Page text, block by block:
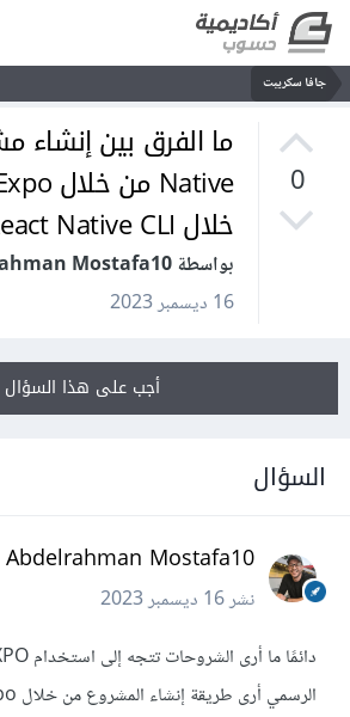
جافا سكريبت
0
خلال React Native CLI
بواسطة Abdelrahman Mostafa10
16 ديسمبر 2023
أجب على هذا السؤال
السؤال
Abdelrahman Mostafa10
نشر16 ديسمبر 2023